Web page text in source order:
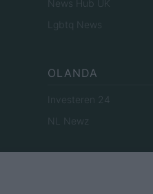
News Hub UK
Lgbtq News
OLANDA
Investeren 24
NL Newz